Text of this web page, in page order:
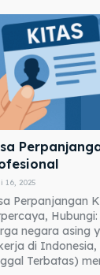
16, 2025
Perpanjangan
negara asing
di
Terbatas)